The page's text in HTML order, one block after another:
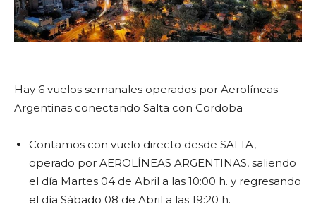
Hay 6 vuelos semanales operados por Aerolíneas
Argentinas conectando Salta con Cordoba
Contamos con vuelo directo desde SALTA,
operado por AEROLÍNEAS ARGENTINAS, saliendo
el día Martes 04 de Abril a las 10:00 h. y regresando
el día Sábado 08 de Abril a las 19:20 h.